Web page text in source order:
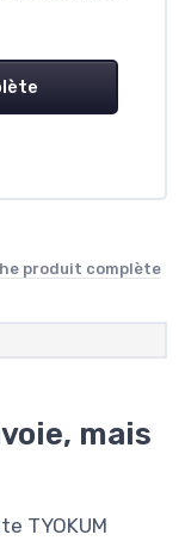
produit complète
mais
TYOKUM